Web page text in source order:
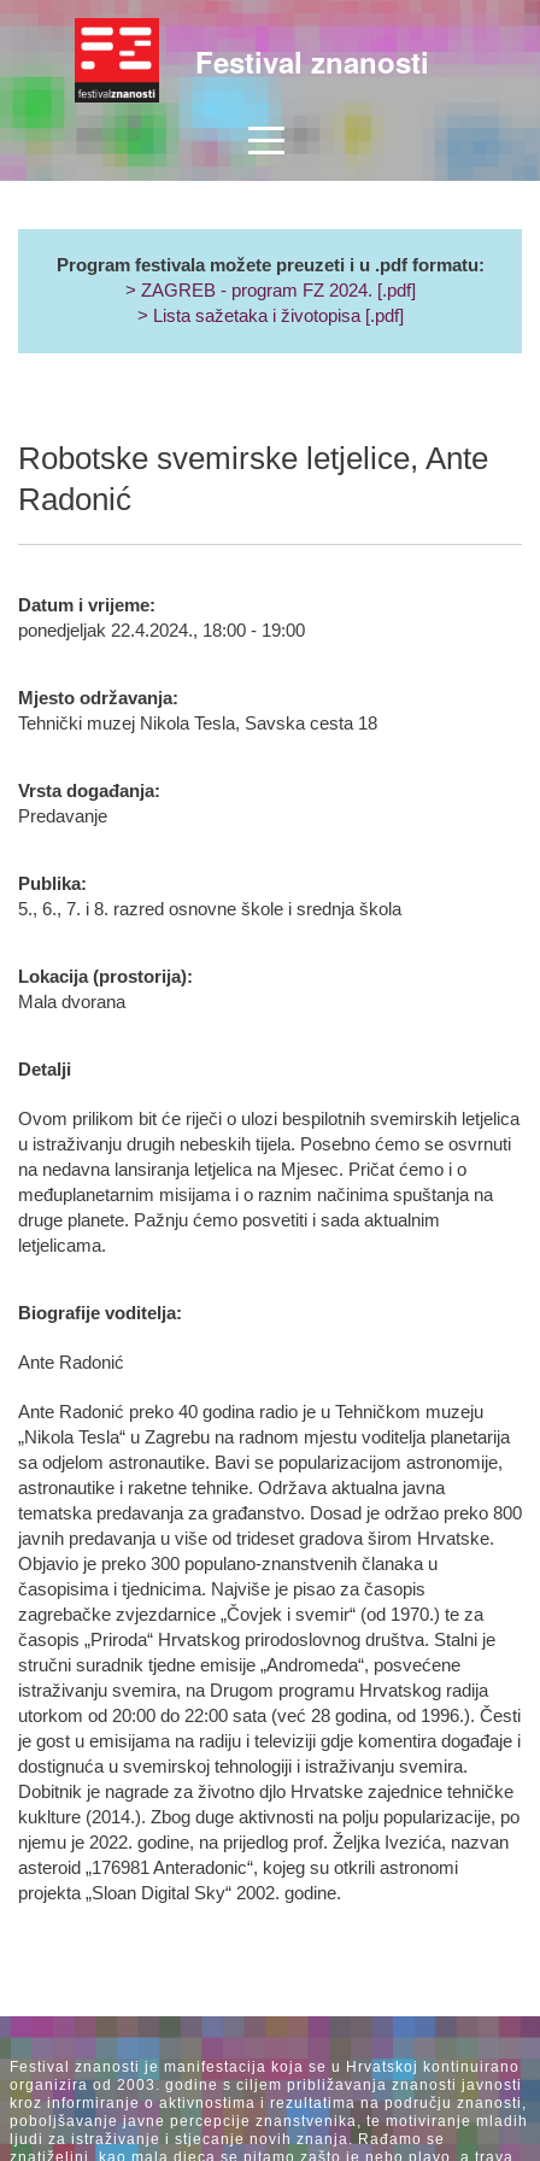
Festival znanosti
Program festivala možete preuzeti i u .pdf formatu:
> ZAGREB - program FZ 2024. [.pdf]
> Lista sažetaka i životopisa [.pdf]
Robotske svemirske letjelice, Ante
Radonić
Datum i vrijeme:
ponedjeljak 22.4.2024., 18:00 - 19:00
Mjesto održavanja:
Tehnički muzej Nikola Tesla, Savska cesta 18
Vrsta događanja:
Predavanje
Publika:
5., 6., 7. i 8. razred osnovne škole i srednja škola
Lokacija (prostorija):
Mala dvorana
Detalji
Ovom prilikom bit će riječi o ulozi bespilotnih svemirskih letjelica
u istraživanju drugih nebeskih tijela. Posebno ćemo se osvrnuti
na nedavna lansiranja letjelica na Mjesec. Pričat ćemo i o
međuplanetarnim misijama i o raznim načinima spuštanja na
druge planete. Pažnju ćemo posvetiti i sada aktualnim
letjelicama.
Biografije voditelja:
Ante Radonić
Ante Radonić preko 40 godina radio je u Tehničkom muzeju
„Nikola Tesla“ u Zagrebu na radnom mjestu voditelja planetarija
sa odjelom astronautike. Bavi se popularizacijom astronomije,
astronautike i raketne tehnike. Održava aktualna javna
tematska predavanja za građanstvo. Dosad je održao preko 800
javnih predavanja u više od trideset gradova širom Hrvatske.
Objavio je preko 300 populano-znanstvenih članaka u
časopisima i tjednicima. Najviše je pisao za časopis
zagrebačke zvjezdarnice „Čovjek i svemir“ (od 1970.) te za
časopis „Priroda“ Hrvatskog prirodoslovnog društva. Stalni je
stručni suradnik tjedne emisije „Andromeda“, posvećene
istraživanju svemira, na Drugom programu Hrvatskog radija
utorkom od 20:00 do 22:00 sata (već 28 godina, od 1996.). Česti
je gost u emisijama na radiju i televiziji gdje komentira događaje i
dostignuća u svemirskoj tehnologiji i istraživanju svemira.
Dobitnik je nagrade za životno djlo Hrvatske zajednice tehničke
kuklture (2014.). Zbog duge aktivnosti na polju popularizacije, po
njemu je 2022. godine, na prijedlog prof. Željka Ivezića, nazvan
asteroid „176981 Anteradonic“, kojeg su otkrili astronomi
projekta „Sloan Digital Sky“ 2002. godine.
Festival znanosti je manifestacija koja se u Hrvatskoj kontinuirano
organizira od 2003. godine s ciljem približavanja znanosti javnosti
kroz informiranje o aktivnostima i rezultatima na području znanosti,
poboljšavanje javne percepcije znanstvenika, te motiviranje mladih
ljudi za istraživanje i stjecanje novih znanja. Rađamo se
znatiželjni, kao mala djeca se pitamo zašto je nebo plavo, a trava